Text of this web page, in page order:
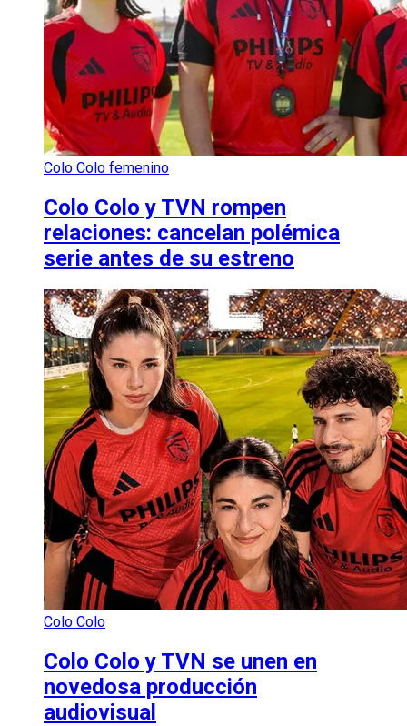
Colo Colo femenino
Colo Colo y TVN rompen
relaciones: cancelan polémica
serie antes de su estreno
Colo Colo
Colo Colo y TVN se unen en
novedosa producción
audiovisual